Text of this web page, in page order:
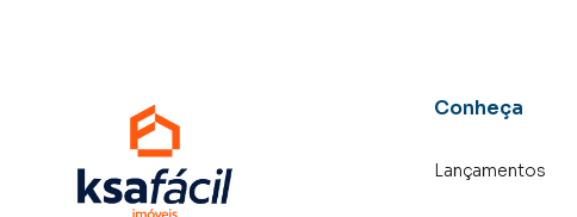
Conheça
Lançamentos